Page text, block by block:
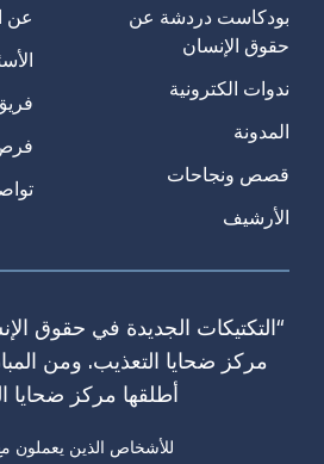
بودكاست دردشة عن
حقوق الإنسان
ندوات الكترونية
المدونة
قصص ونجاحات
الأرشيف
عن
“التكتيكات الجديدة في حقوق
مركز ضحايا التعذيب. ومن
أطلقها مركز ضحايا
للأشخاص الذين يعملون